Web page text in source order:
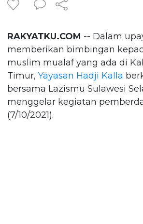
RAKYATKU.COM -- Dalam
memberikan bimbingan
muslim mualaf yang ada di
Timur, Yayasan Hadji Kalla
bersama Lazismu Sulawesi
menggelar kegiatan
(7/10/2021).